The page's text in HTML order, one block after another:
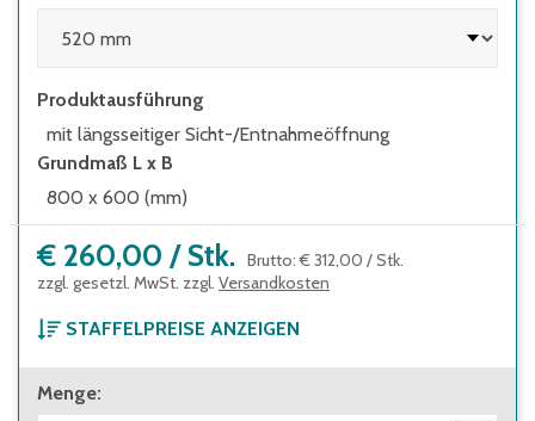
Produktausführung
mit längsseitiger Sicht-/Entnahmeöffnung
Grundmaß L x B
800 x 600 (mm)
€ 260,00 / Stk. Brutto:€ 312,00 /Stk.
zzgl. gesetzl. MwSt. zzgl. Versandkosten
STAFFELPREISE ANZEIGEN
ab 1 Stück
€ 260,00
Menge: